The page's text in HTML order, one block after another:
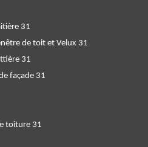
31
de toit et Velux 31
31
façade 31
toiture 31